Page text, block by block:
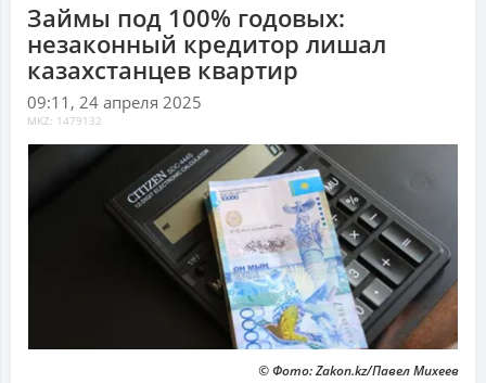
Займы под 100% годовых:
незаконный кредитор лишал
казахстанцев квартир
09:11, 24 апреля 2025
MKZ: 1479132
© Фото: Zakon.kz/Павел Михеев